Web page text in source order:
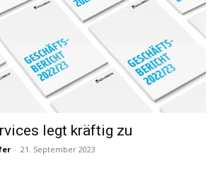
legt kräftig zu
- 21. September 2023